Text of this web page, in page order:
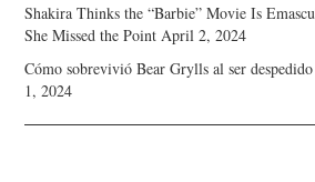
Shakira Thinks the “Barbie” Movie Is
She Missed the Point April 2, 2024
Cómo sobrevivió Bear Grylls al ser
1, 2024